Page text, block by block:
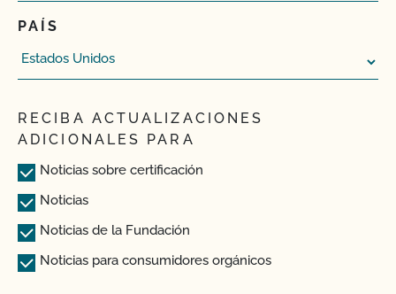
PAÍS
RECIBA ACTUALIZACIONES
ADICIONALES PARA
Noticias sobre certificación
Noticias
Noticias de la Fundación
Noticias para consumidores orgánicos